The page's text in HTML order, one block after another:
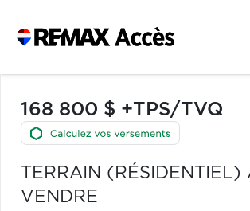
168 800 $ +TPS/TVQ
TERRAIN (RÉSIDENTIEL)
VENDRE